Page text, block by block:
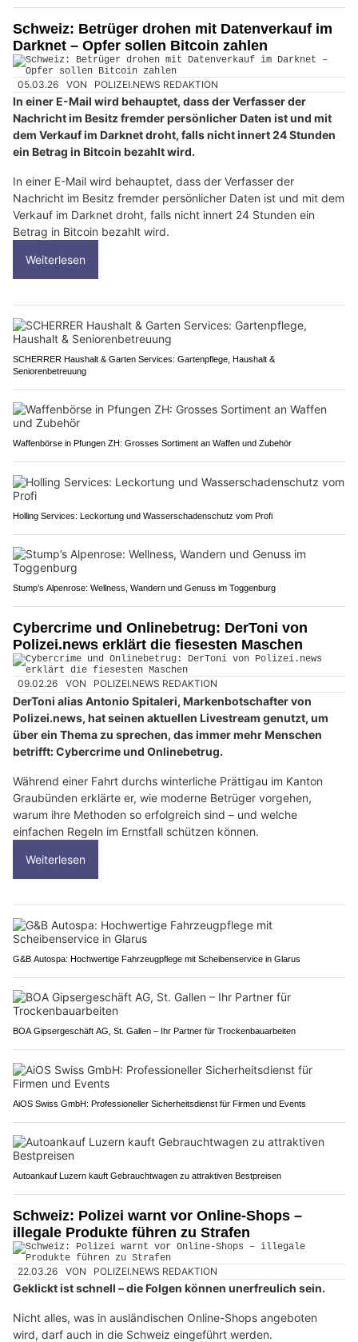
Schweiz: Betrüger drohen mit Datenverkauf im
Darknet – Opfer sollen Bitcoin zahlen
05.03.26 VON POLIZEI.NEWS REDAKTION
In einer E-Mail wird behauptet, dass der Verfasser der
Nachricht im Besitz fremder persönlicher Daten ist und mit
dem Verkauf im Darknet droht, falls nicht innert 24 Stunden
ein Betrag in Bitcoin bezahlt wird.
In einer E-Mail wird behauptet, dass der Verfasser der
Nachricht im Besitz fremder persönlicher Daten ist und mit dem
Verkauf im Darknet droht, falls nicht innert 24 Stunden ein
Betrag in Bitcoin bezahlt wird.
Weiterlesen
SCHERRER Haushalt & Garten Services: Gartenpflege, Haushalt &
Seniorenbetreuung
Waffenbörse in Pfungen ZH: Grosses Sortiment an Waffen und Zubehör
Holling Services: Leckortung und Wasserschadenschutz vom Profi
Stump’s Alpenrose: Wellness, Wandern und Genuss im Toggenburg
Cybercrime und Onlinebetrug: DerToni von
Polizei.news erklärt die fiesesten Maschen
09.02.26 VON POLIZEI.NEWS REDAKTION
DerToni alias Antonio Spitaleri, Markenbotschafter von
Polizei.news, hat seinen aktuellen Livestream genutzt, um
über ein Thema zu sprechen, das immer mehr Menschen
betrifft: Cybercrime und Onlinebetrug.
Während einer Fahrt durchs winterliche Prättigau im Kanton
Graubünden erklärte er, wie moderne Betrüger vorgehen,
warum ihre Methoden so erfolgreich sind – und welche
einfachen Regeln im Ernstfall schützen können.
Weiterlesen
G&B Autospa: Hochwertige Fahrzeugpflege mit Scheibenservice in Glarus
BOA Gipsergeschäft AG, St. Gallen – Ihr Partner für Trockenbauarbeiten
AiOS Swiss GmbH: Professioneller Sicherheitsdienst für Firmen und Events
Autoankauf Luzern kauft Gebrauchtwagen zu attraktiven Bestpreisen
Schweiz: Polizei warnt vor Online-Shops –
illegale Produkte führen zu Strafen
22.03.26 VON POLIZEI.NEWS REDAKTION
Geklickt ist schnell – die Folgen können unerfreulich sein.
Nicht alles, was in ausländischen Online-Shops angeboten
wird, darf auch in die Schweiz eingeführt werden.